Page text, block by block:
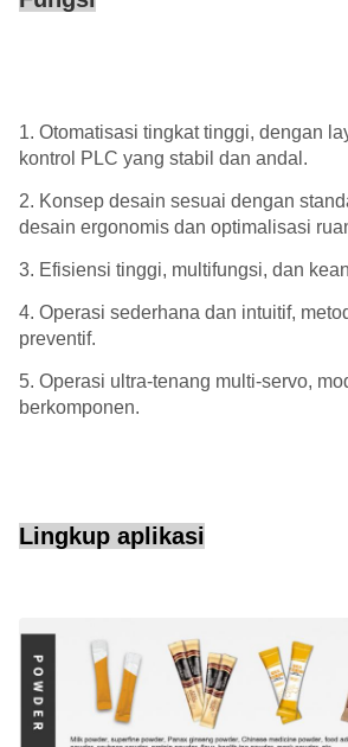
1. Otomatisasi tingkat tinggi, dengan
kontrol PLC yang stabil dan andal.
2. Konsep desain sesuai dengan
desain ergonomis dan optimalisasi
3. Efisiensi tinggi, multifungsi, dan
4. Operasi sederhana dan intuitif,
preventif.
5. Operasi ultra-tenang multi-servo,
berkomponen.
Lingkup aplikasi